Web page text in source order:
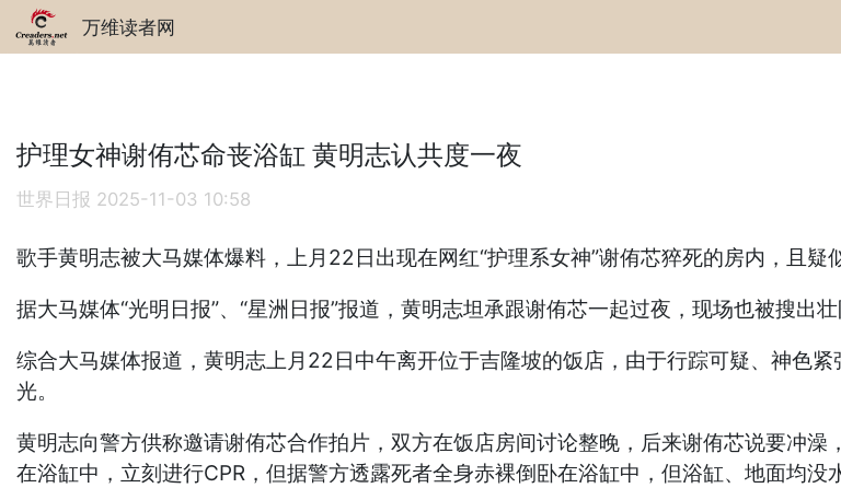
万维读者网
护理女神谢侑芯命丧浴缸 黄明志认共度一夜
世界日报 2025-11-03 10:58
歌手黄明志被大马媒体爆料，上月22日出现在网红“护理系女神”谢侑芯猝死的房内，且
据大马媒体“光明日报”、“星洲日报”报道，黄明志坦承跟谢侑芯一起过夜，现场也被搜出壮
综合大马媒体报道，黄明志上月22日中午离开位于吉隆坡的饭店，由于行踪可疑、神色
光。
黄明志向警方供称邀请谢侑芯合作拍片，双方在饭店房间讨论整晚，后来谢侑芯说要冲
在浴缸中，立刻进行CPR，但据警方透露死者全身赤裸倒卧在浴缸中，但浴缸、地面均没